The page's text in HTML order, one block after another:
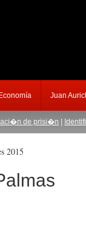
Juan
prisi�n|Identifican 300
2015